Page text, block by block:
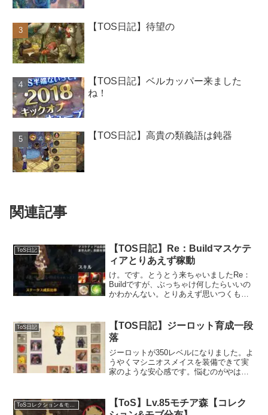
【TOS日記】待望の
【TOS日記】ベルカッパー来ました
ね！
【TOS日記】高貴の類義語は鈍器
関連記事
ToS日記
【TOS日記】Re：Buildマスケテ
ィアとりあえず稼動
け。です。とうとう来ちゃいましたRe：
Buildですが、ぶっちゃけ何したらいいの
かわかんない。とりあえず思いつくもの
す。とても立派になりました。さっそく
強化！ ……とい...
ToS日記
【TOS日記】ジーロット育成一段
落
ジーロットが350レベルになりました。よ
うやくマシニオスメイスを装備できて実
家のような安心感です。悩むのがやはり
もだ～いぶクリティカル寄りになりまし
た。クリティカル...
【ToS】Lv.85モチア森【コレク